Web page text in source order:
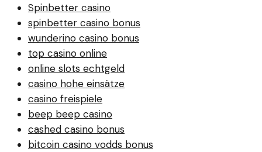
Spinbetter casino
spinbetter casino bonus
wunderino casino bonus
top casino online
online slots echtgeld
casino hohe einsätze
casino freispiele
beep beep casino
cashed casino bonus
bitcoin casino vodds bonus